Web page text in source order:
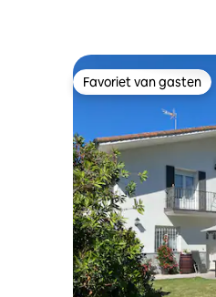
Favoriet van gasten
Favoriet van gasten